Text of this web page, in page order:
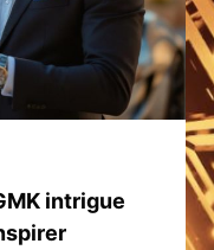
intrigue